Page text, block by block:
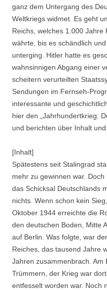
ganz dem Untergang des
Weltkriegs widmet. Es geht
Reichs, welches 1.000 Jahre
währte, bis es schändlich
unterging. Hitler hatte es
wahnsinnigen Abgang einer
scheitern verurteilten
Sendungen im Fernseh-
interessante und
hier den „Jahrhundertkrieg:
und berichten über Inhalt und
[Inhalt]
Spätestens seit Stalingrad
mehr zu gewinnen war.
das Schicksal Deutschlands
nichts. Wenn schon kein
Oktober 1944 erreichte die
den deutschen Boden, Mitte
auf Berlin. Was folgte, war
Reiches, das tausend Jahre
Jahren zusammenbrach. Am
Trümmern, der Krieg war
entfesselt worden war. Noch